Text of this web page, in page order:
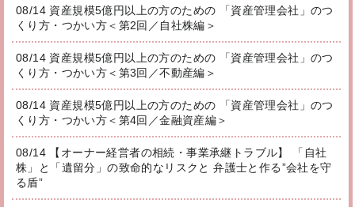
08/14 資産規模5億円以上の方のための 「資産管理会社」のつ
くり方・つかい方＜第2回／自社株編＞
08/14 資産規模5億円以上の方のための 「資産管理会社」のつ
くり方・つかい方＜第3回／不動産編＞
08/14 資産規模5億円以上の方のための 「資産管理会社」のつ
くり方・つかい方＜第4回／金融資産編＞
08/14 【オーナー経営者の相続・事業承継トラブル】 「自社
株」と「遺留分」の致命的なリスクと 弁護士と作る”会社を守
る盾”